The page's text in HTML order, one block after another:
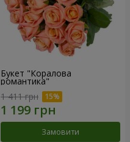
Букет "Коралова
романтика"
1 411 грн
Замовити